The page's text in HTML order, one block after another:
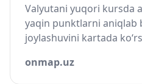
Valyutani yuqori kursda
yaqin punktlarni aniqlab
joylashuvini kartada
onmap.uz